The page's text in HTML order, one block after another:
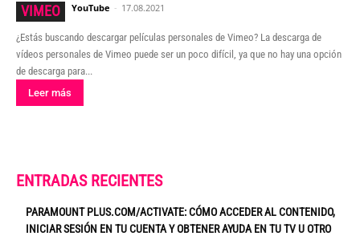
VIMEO YouTube - 17.08.2021
¿Estás buscando descargar películas personales de Vimeo? La descarga de
vídeos personales de Vimeo puede ser un poco difícil, ya que no hay una opción
de descarga para...
Leer más
ENTRADAS RECIENTES
PARAMOUNT PLUS.COM/ACTIVATE: CÓMO ACCEDER AL CONTENIDO,
INICIAR SESIÓN EN TU CUENTA Y OBTENER AYUDA EN TU TV U OTRO